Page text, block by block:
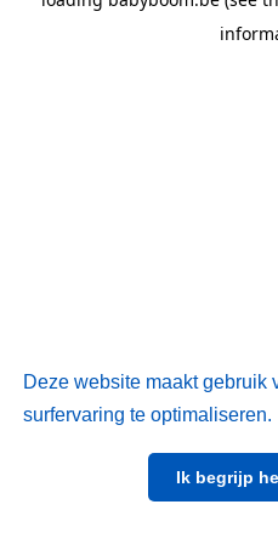
Deze website maakt gebruik
surfervaring te optimaliseren.
Ik begrijp